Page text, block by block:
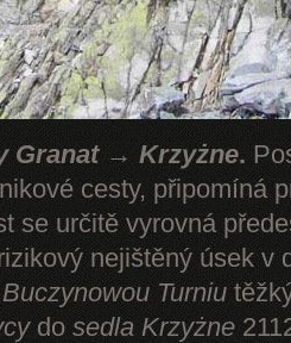
Granat → Krzyżne.
cesty, připomíná
se určitě vyrovná
nejištěný úsek v
Buczynowou Turniu
do sedla Krzyżne